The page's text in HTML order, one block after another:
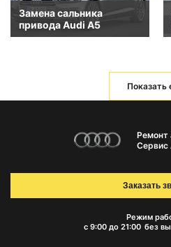
Замена сальника
привода Audi A5
Показать
Ремонт
Сервис
Режим
с 9:00 до 21:00 без
Заказать